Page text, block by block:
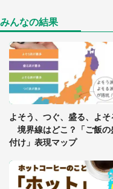
「ゾワゾワ
グっちゃっ
「閉所恐怖
年に『手を
8万人感動
7万人驚が
ードル高い
みんなの結果
よそう、つぐ、盛る、よそ
境界線はどこ？「ご飯の
付け」表現マップ